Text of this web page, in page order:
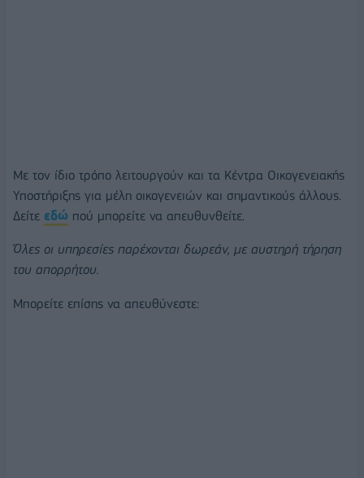
Με τον ίδιο τρόπο λειτουργούν και τα Κέντρα Οικογενειακής
Υποστήριξης για μέλη οικογενειών και σημαντικούς άλλους.
Δείτε εδώ πού μπορείτε να απευθυνθείτε.
Όλες οι υπηρεσίες παρέχονται δωρεάν, με αυστηρή τήρηση
του απορρήτου.
Μπορείτε επίσης να απευθύνεστε: